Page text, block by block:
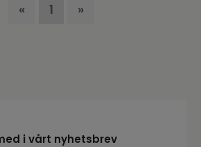
« 1 »
i vårt nyhetsbrev